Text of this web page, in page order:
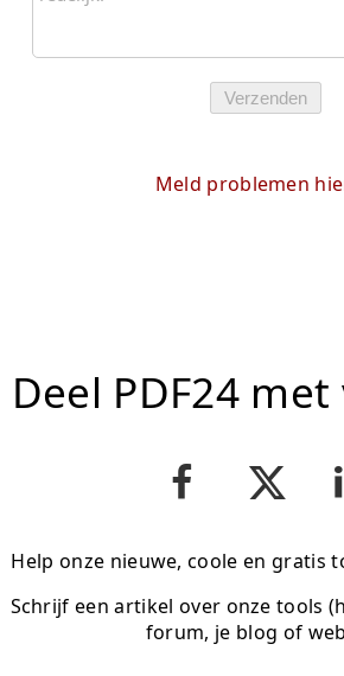
Verzenden
Meld problemen
Deel PDF24
Help onze nieuwe, coole en gratis
Schrijf een artikel over onze tools
forum, je blog of